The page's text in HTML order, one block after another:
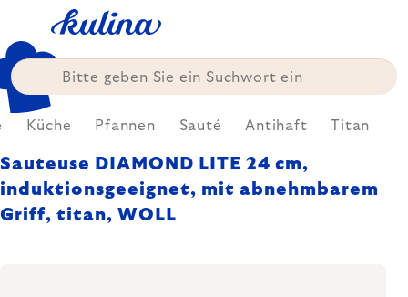
springen
Küche Pfannen Sauté Antihaft Titan
Sauteuse DIAMOND LITE 24 cm,
induktionsgeeignet, mit abnehmbarem
Griff, titan, WOLL